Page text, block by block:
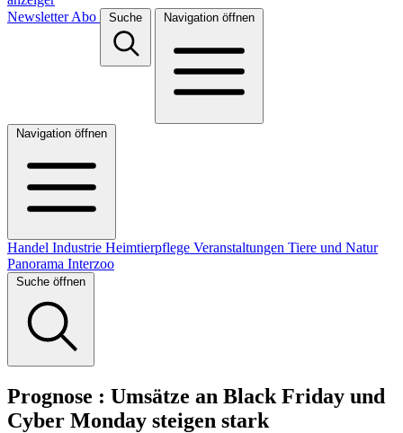
Newsletter Abo Suche Navigation öffnen
Navigation öffnen
Handel Industrie Heimtierpflege Veranstaltungen Tiere und Natur
Panorama Interzoo
Suche öffnen
Prognose : Umsätze an Black Friday und
Cyber Monday steigen stark